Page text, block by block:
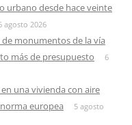
urbano desde hace veinte
agosto 2026
monumentos de la vía
más de presupuesto
6
una vivienda con aire
europea
5 agosto